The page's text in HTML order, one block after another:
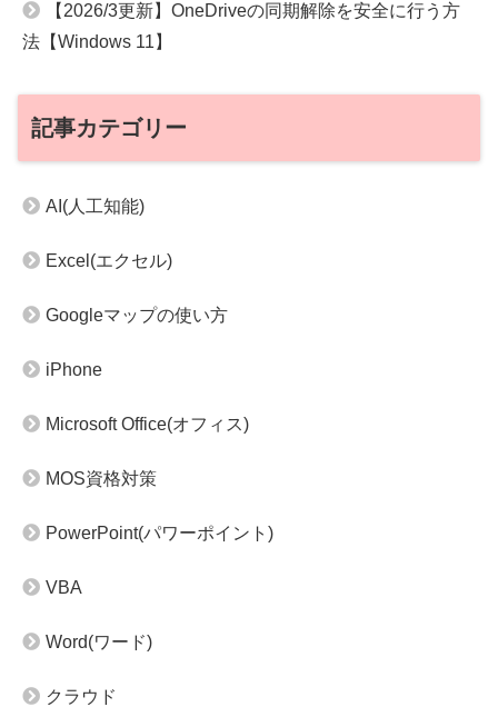
【2026/3更新】OneDriveの同期解除を安全に行う方
法【Windows 11】
記事カテゴリー
AI(人工知能)
Excel(エクセル)
Googleマップの使い方
iPhone
Microsoft Office(オフィス)
MOS資格対策
PowerPoint(パワーポイント)
VBA
Word(ワード)
クラウド